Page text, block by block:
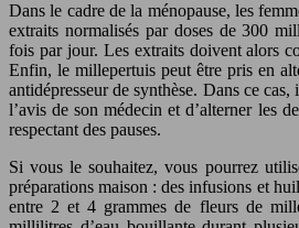
Dans le cadre de la ménopause, les
extraits normalisés par doses de 300
fois par jour. Les extraits doivent alors
Enfin, le millepertuis peut être pris en
antidépresseur de synthèse. Dans ce
l’avis de son médecin et d’alterner les
respectant des pauses.
Si vous le souhaitez, vous pourrez
préparations maison : des infusions et
entre 2 et 4 grammes de fleurs de